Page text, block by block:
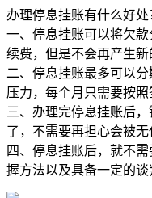
办理停息挂账有什么好处
一、停息挂账可以将欠
续费，但是不会再产生新
二、停息挂账最多可以
压力，每个月只需要按照
三、办理完停息挂账后
了，不需要再担心会被无
四、停息挂账后，就不
握方法以及具备一定的谈